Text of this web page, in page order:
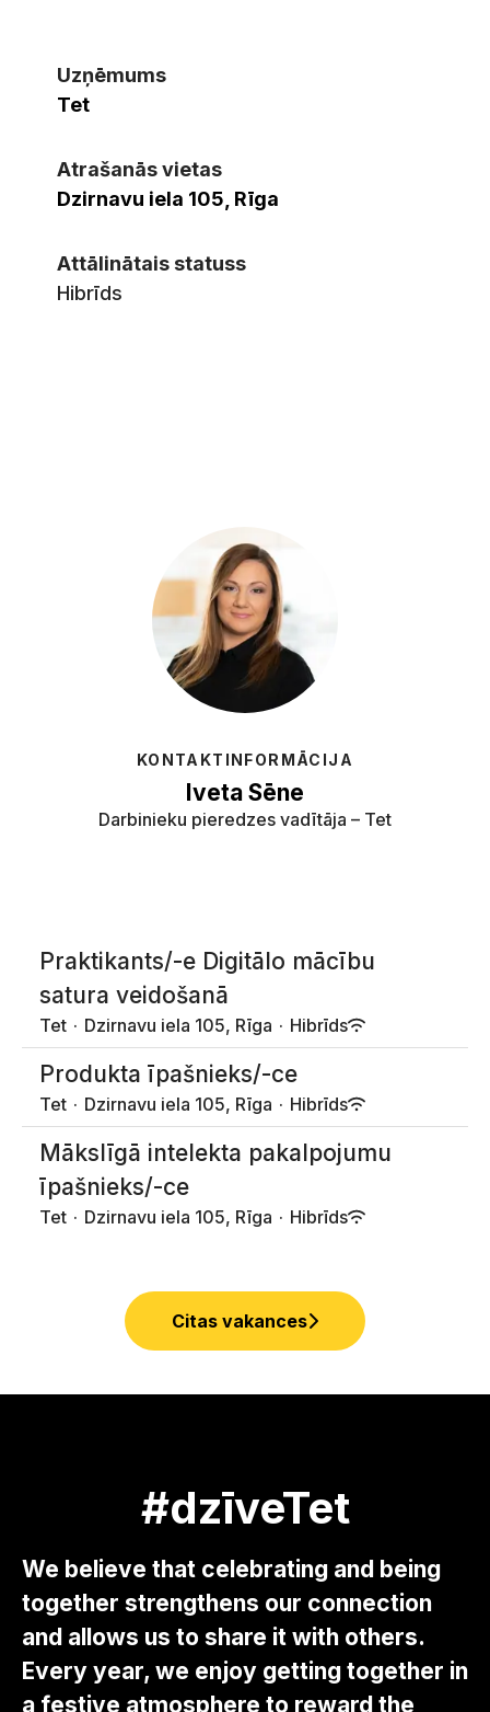
Uzņēmums
Tet
Atrašanās vietas
Dzirnavu iela 105, Rīga
Attālinātais statuss
Hibrīds
KONTAKTINFORMĀCIJA
Iveta Sēne
Darbinieku pieredzes vadītāja – Tet
Praktikants/-e Digitālo mācību
satura veidošanā
Tet · Dzirnavu iela 105, Rīga · Hibrīds
Produkta īpašnieks/-ce
Tet · Dzirnavu iela 105, Rīga · Hibrīds
Mākslīgā intelekta pakalpojumu
īpašnieks/-ce
Tet · Dzirnavu iela 105, Rīga · Hibrīds
Citas vakances
#dzīveTet
We believe that celebrating and being
together strengthens our connection
and allows us to share it with others.
Every year, we enjoy getting together in
a festive atmosphere to reward the